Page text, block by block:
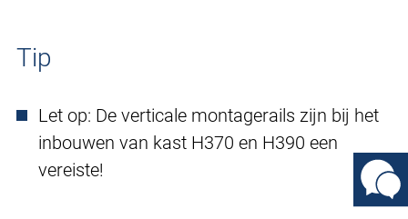
Tip
Let op: De verticale montagerails zijn bij het
inbouwen van kast H370 en H390 een
vereiste!